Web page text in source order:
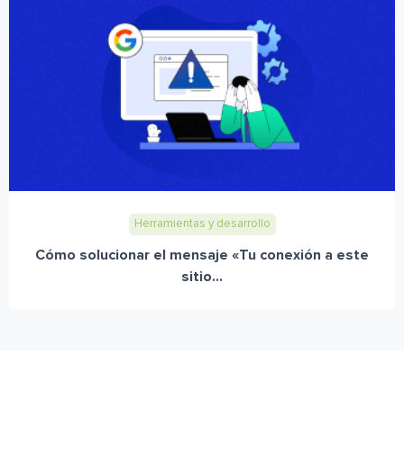
Herramientas y desarrollo
Cómo solucionar el mensaje «Tu conexión a este
sitio...